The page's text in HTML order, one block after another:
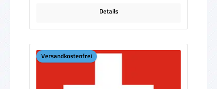
Details
Versandkostenfrei